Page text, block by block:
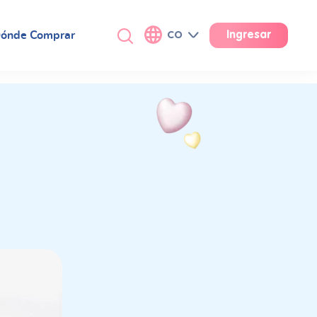
Comprar CO Ingresar